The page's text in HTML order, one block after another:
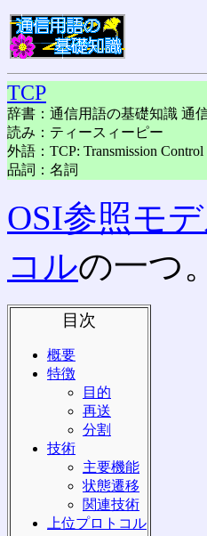
TCP
辞書：通信用語の基礎知識 通
読み：ティースィーピー
外語：TCP: Transmission Control
品詞：名詞
OSI参照モ
コルの一つ。
目次
概要
特徴
目的
再送
分割
技術
主要機能
状態遷移
関連技術
上位プロトコル